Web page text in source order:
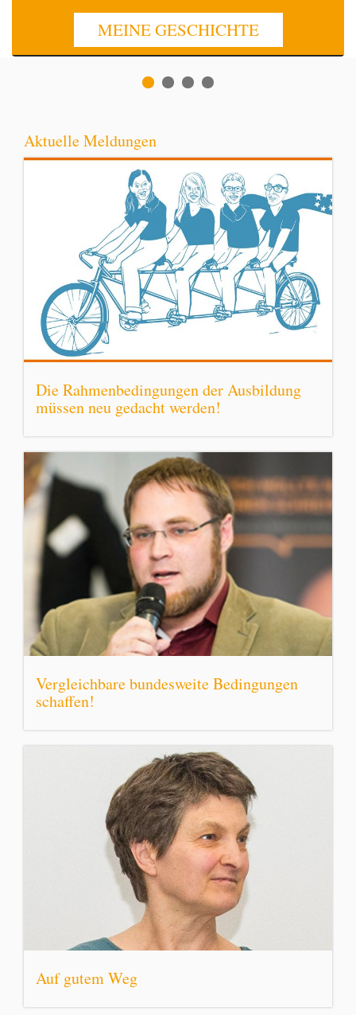
MEINE GESCHICHTE
Aktuelle Meldungen
Die Rahmenbedingungen der Ausbildung
müssen neu gedacht werden!
Vergleichbare bundesweite Bedingungen
schaffen!
Auf gutem Weg